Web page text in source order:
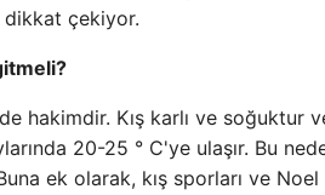
dikkat çekiyor.
hakimdir. Kış karlı ve soğuktur
20-25 ° C'ye ulaşır. Bu
ek olarak, kış sporları ve